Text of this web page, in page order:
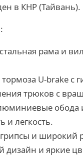
в КНР (Тайвань).
рама и
U-brake с
трюков с
обода
и легкость.
и широкий
дизайн и яркие